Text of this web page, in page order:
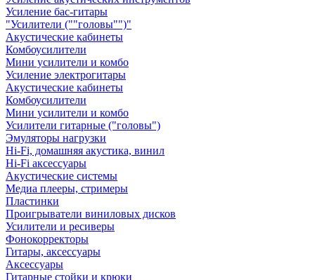
Усиление бас-гитары
"Усилители (""головы"")"
Акустические кабинеты
Комбоусилители
Мини усилители и комбо
Усиление электрогитары
Акустические кабинеты
Комбоусилители
Мини усилители и комбо
Усилители гитарные ("головы")
Эмуляторы нагрузки
Hi-Fi, домашняя акустика, винил
Hi-Fi аксессуары
Акустические системы
Медиа плееры, стримеры
Пластинки
Проигрыватели виниловых дисков
Усилители и ресиверы
Фонокорректоры
Гитары, аксессуары
Аксессуары
Гитарные стойки и крюки